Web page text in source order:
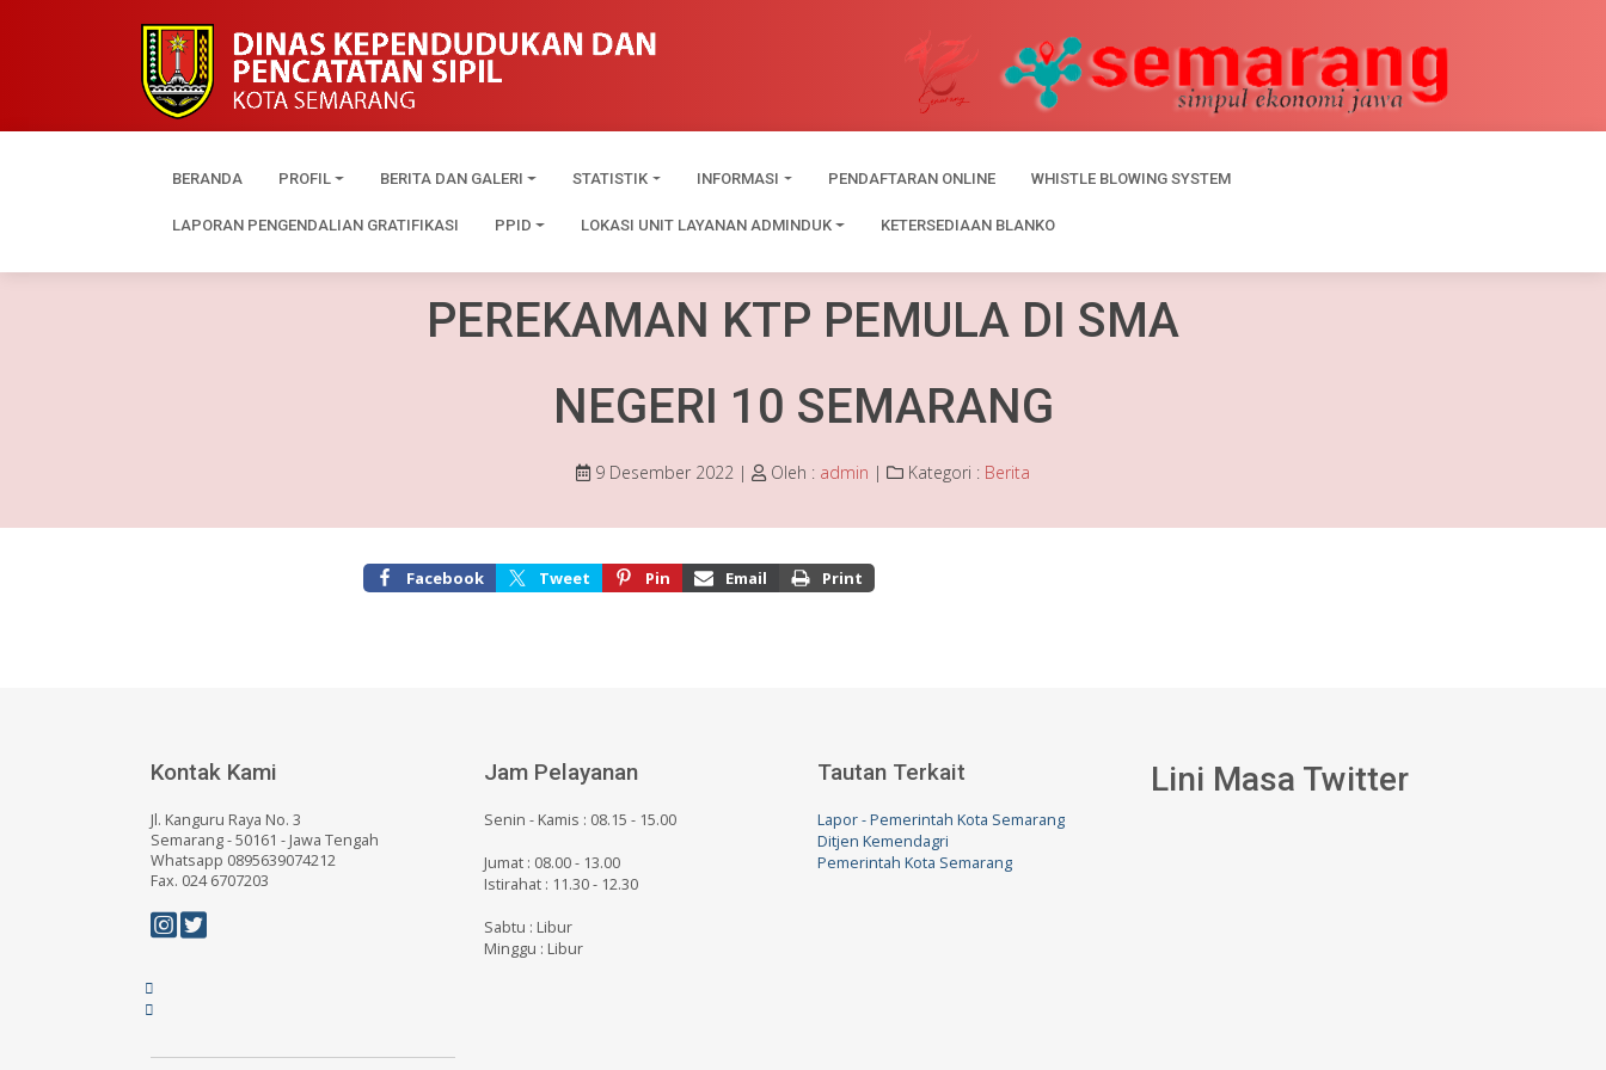
BERANDA PROFIL BERITA DAN GALERI STATISTIK INFORMASI PENDAFTARAN ONLINE WHISTLE BLOWING SYSTEM
LAPORAN PENGENDALIAN GRATIFIKASI PPID LOKASI UNIT LAYANAN ADMINDUK KETERSEDIAAN BLANKO
PEREKAMAN KTP PEMULA DI SMA
NEGERI 10 SEMARANG
9 Desember 2022 | Oleh : admin | Kategori : Berita
Facebook Tweet Pin Email Print
Kontak Kami
Jl. Kanguru Raya No. 3
Semarang - 50161 - Jawa Tengah
Whatsapp 0895639074212
Fax. 024 6707203
Jam Pelayanan
Senin - Kamis : 08.15 - 15.00
Jumat : 08.00 - 13.00
Istirahat : 11.30 - 12.30
Sabtu : Libur
Minggu : Libur
Tautan Terkait
Lapor - Pemerintah Kota Semarang
Ditjen Kemendagri
Pemerintah Kota Semarang
Lini Masa Twitter